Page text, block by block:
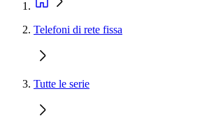
Telefoni di rete fissa
Tutte le serie